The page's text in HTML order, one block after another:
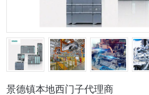
景德镇本地西门子代理商